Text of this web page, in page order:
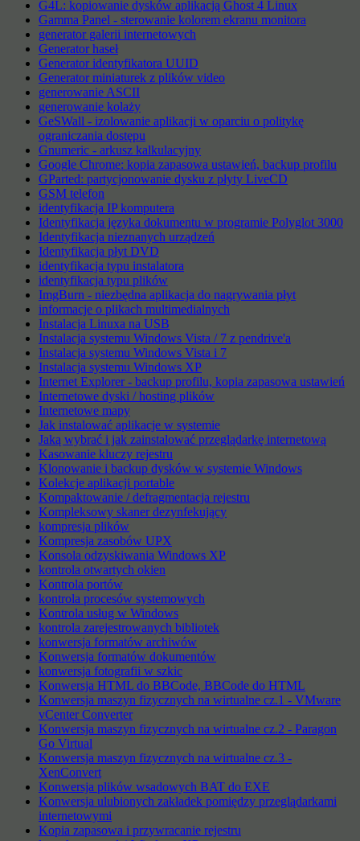
G4L: kopiowanie dysków aplikacją Ghost 4 Linux
Gamma Panel - sterowanie kolorem ekranu monitora
generator galerii internetowych
Generator haseł
Generator identyfikatora UUID
Generator miniaturek z plików video
generowanie ASCII
generowanie kolaży
GeSWall - izolowanie aplikacji w oparciu o politykę
ograniczania dostępu
Gnumeric - arkusz kalkulacyjny
Google Chrome: kopia zapasowa ustawień, backup profilu
GParted: partycjonowanie dysku z płyty LiveCD
GSM telefon
identyfikacja IP komputera
Identyfikacja języka dokumentu w programie Polyglot 3000
Identyfikacja nieznanych urządzeń
Identyfikacja płyt DVD
identyfikacja typu instalatora
identyfikacja typu plików
ImgBurn - niezbędna aplikacja do nagrywania płyt
informacje o plikach multimedialnych
Instalacja Linuxa na USB
Instalacja systemu Windows Vista / 7 z pendrive'a
Instalacja systemu Windows Vista i 7
Instalacja systemu Windows XP
Internet Explorer - backup profilu, kopia zapasowa ustawień
Internetowe dyski / hosting plików
Internetowe mapy
Jak instalować aplikacje w systemie
Jaką wybrać i jak zainstalować przeglądarkę internetową
Kasowanie kluczy rejestru
Klonowanie i backup dysków w systemie Windows
Kolekcje aplikacji portable
Kompaktowanie / defragmentacja rejestru
Kompleksowy skaner dezynfekujący
kompresja plików
Kompresja zasobów UPX
Konsola odzyskiwania Windows XP
kontrola otwartych okien
Kontrola portów
kontrola procesów systemowych
Kontrola usług w Windows
kontrola zarejestrowanych bibliotek
konwersja formatów archiwów
Konwersja formatów dokumentów
konwersja fotografii w szkic
Konwersja HTML do BBCode, BBCode do HTML
Konwersja maszyn fizycznych na wirtualne cz.1 - VMware
vCenter Converter
Konwersja maszyn fizycznych na wirtualne cz.2 - Paragon
Go Virtual
Konwersja maszyn fizycznych na wirtualne cz.3 -
XenConvert
Konwersja plików wsadowych BAT do EXE
Konwersja ulubionych zakładek pomiędzy przeglądarkami
internetowymi
Kopia zapasowa i przywracanie rejestru